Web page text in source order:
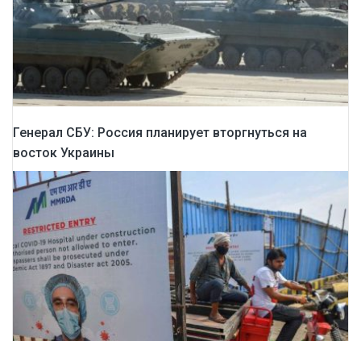
Генерал СБУ: Россия планирует вторгнуться на
восток Украины